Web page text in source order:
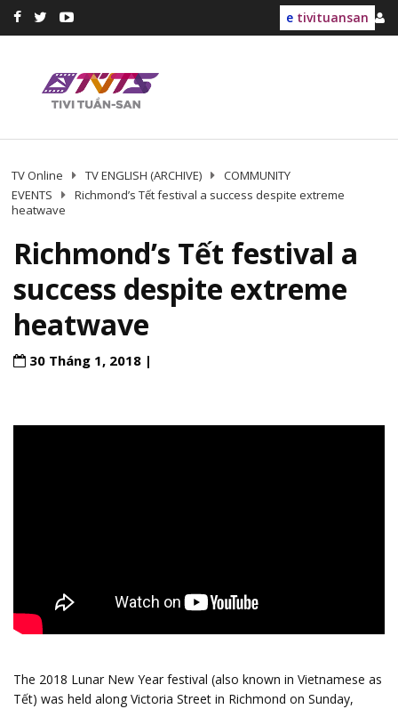
e tivituansan
TV Online TV ENGLISH (ARCHIVE)
COMMUNITY
EVENTS
Richmond’s Tết festival a success despite extreme
heatwave
Richmond’s Tết festival a
success despite extreme
heatwave
30 Tháng 1, 2018 |
The 2018 Lunar New Year festival (also known in Vietnamese as
Tết) was held along Victoria Street in Richmond on Sunday,